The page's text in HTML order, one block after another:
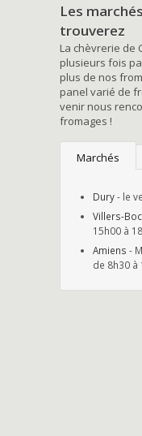
Les
trouverez
La chèvrerie de
plusieurs fois
plus de nos
panel varié de
venir nous
fromages !
Marchés
Dury- le
Villers-
15h00 à
Amiens -
de 8h30 à